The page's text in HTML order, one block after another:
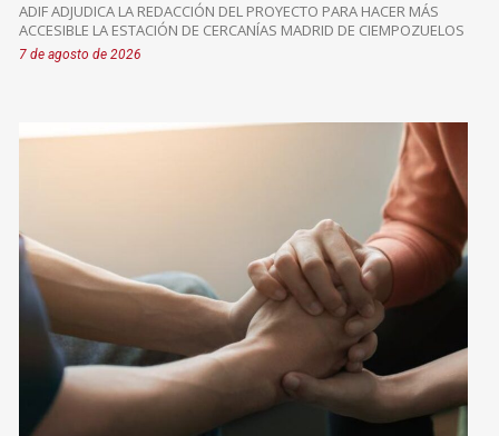
ADIF ADJUDICA LA REDACCIÓN DEL PROYECTO PARA HACER MÁS
ACCESIBLE LA ESTACIÓN DE CERCANÍAS MADRID DE CIEMPOZUELOS
7 de agosto de 2026